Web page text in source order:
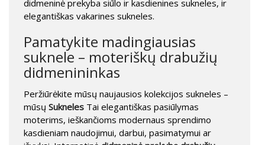
didmeninė prekyba siūlo ir kasdienines sukneles, ir
elegantiškas vakarines sukneles.
Pamatykite madingiausias
suknele – moteriškų drabužių
didmenininkas
Peržiūrėkite mūsų naujausios kolekcijos sukneles –
mūsų Sukneles Tai elegantiškas pasiūlymas
moterims, ieškančioms modernaus sprendimo
kasdieniam naudojimui, darbui, pasimatymui ar